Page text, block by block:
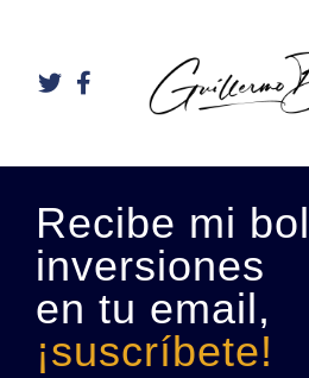
Recibe mi
inversiones
en tu email,
¡suscríbete!